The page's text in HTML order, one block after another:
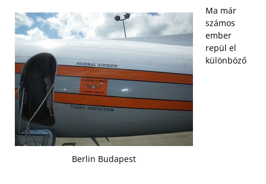
Berlin Budapest
Ma már
számos
ember
repül el
különböző